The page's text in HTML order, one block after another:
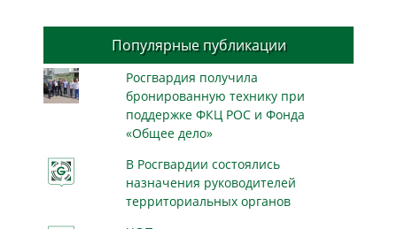
Популярные публикации
Росгвардия получила
бронированную технику при
поддержке ФКЦ РОС и Фонда
«Общее дело»
В Росгвардии состоялись
назначения руководителей
территориальных органов